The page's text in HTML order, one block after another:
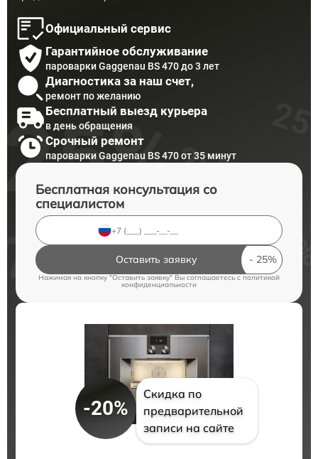
Официальный сервис
Гарантийное обслуживание
пароварки Gaggenau BS 470 до 3 лет
Диагностика за наш счет,
ремонт по желанию
Бесплатный выезд курьера
в день обращения
Срочный ремонт
пароварки Gaggenau BS 470 от 35 минут
Бесплатная консультация со
специалистом
Оставить заявку
Нажимая на кнопку "Оставить заявку" Вы соглашаетесь c политикой
конфиденциальности
-20%
Скидка по
предварительной
записи на сайте